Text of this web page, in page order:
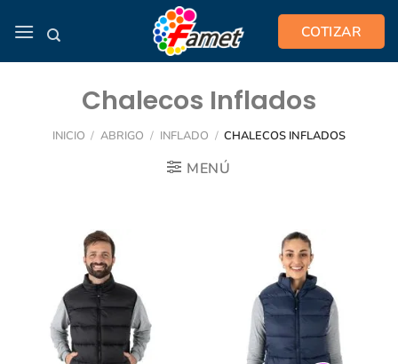
COTIZAR
Chalecos Inflados
INICIO / ABRIGO / INFLADO / CHALECOS INFLADOS
MENÚ